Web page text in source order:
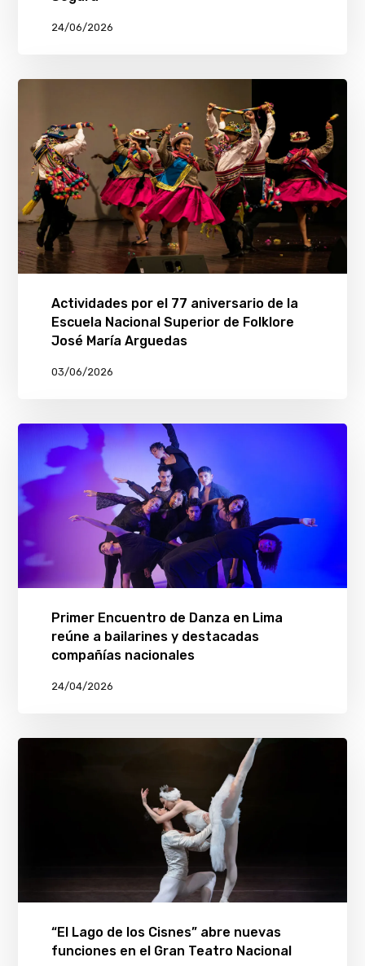
24/06/2026
Actividades por el 77 aniversario de la
Escuela Nacional Superior de Folklore
José María Arguedas
03/06/2026
Primer Encuentro de Danza en Lima
reúne a bailarines y destacadas
compañías nacionales
24/04/2026
“El Lago de los Cisnes” abre nuevas
funciones en el Gran Teatro Nacional